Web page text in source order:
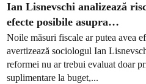
Ian Lisnevschi analizează
efecte posibile asupra…
Noile măsuri fiscale ar putea avea
avertizează sociologul Ian
reformei nu ar trebui evaluat doar
suplimentare la buget,...